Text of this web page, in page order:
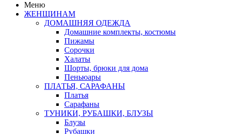
Меню
ЖЕНЩИНАМ
ДОМАШНЯЯ ОДЕЖДА
Домашние комплекты, костюмы
Пижамы
Сорочки
Халаты
Шорты, брюки для дома
Пеньюары
ПЛАТЬЯ, САРАФАНЫ
Платья
Сарафаны
ТУНИКИ, РУБАШКИ, БЛУЗЫ
Блузы
Рубашки